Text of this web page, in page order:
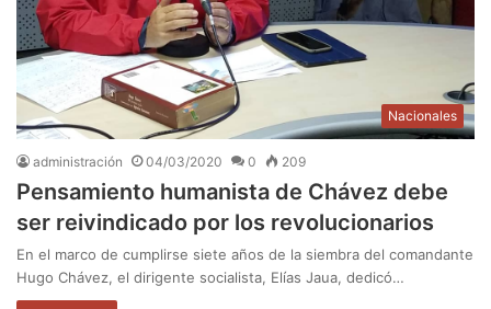
Nacionales
administración 04/03/2020 0 209
Pensamiento humanista de Chávez debe
ser reivindicado por los revolucionarios
En el marco de cumplirse siete años de la siembra del comandante
Hugo Chávez, el dirigente socialista, Elías Jaua, dedicó…